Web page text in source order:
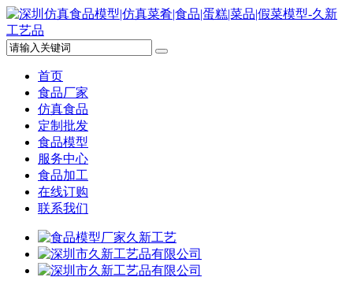
首页
食品厂家
仿真食品
定制批发
食品模型
服务中心
食品加工
在线订购
联系我们